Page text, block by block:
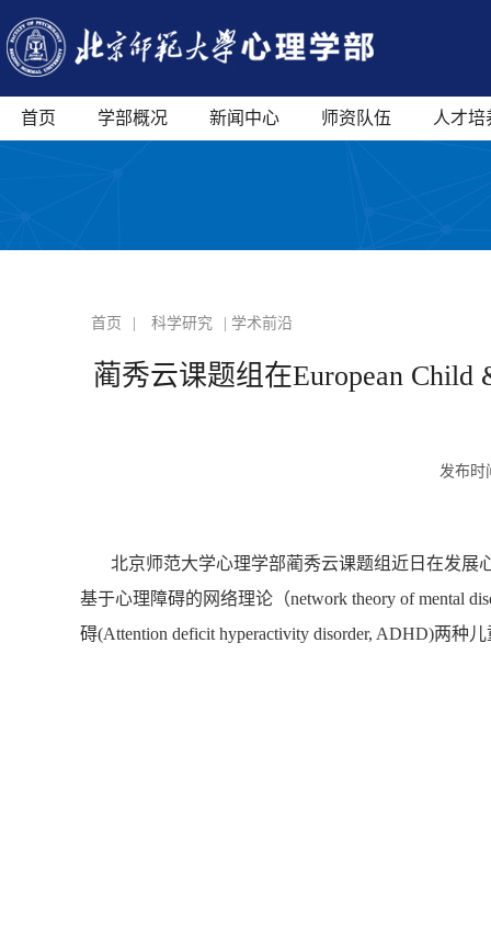
首页 学部概况 新闻中心 师资队伍 人才培
首页 科学研究 | 学术前沿
蔺秀云课题组在European
发布
北京师范大学心理学部蔺秀云课题组近日在发展
基于心理障碍的网络理论（network theory of mental
碍(Attention deficit hyperactivity disorder, ADHD)两